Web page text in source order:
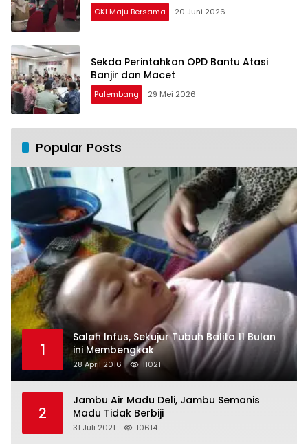
OKI Maju Bersama 20 Juni 2026
Sekda Perintahkan OPD Bantu Atasi
Banjir dan Macet
Palembang 29 Mei 2026
Popular Posts
1
Salah Infus, Sekujur Tubuh Balita 11 Bulan
ini Membengkak
28 April 2016 11021
2
Jambu Air Madu Deli, Jambu Semanis
Madu Tidak Berbiji
31 Juli 2021 10614